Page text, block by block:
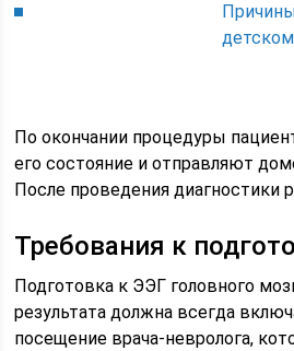
По окончании процедуры
его состояние и отправляют
После проведения диагностики
Требования к
Подготовка к ЭЭГ головного
результата должна всегда
посещение врача-невролога,